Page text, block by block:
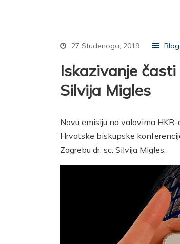
27 Studenoga, 2019
Iskazivanje
Silvija Migles
Novu emisiju na valovima
Hrvatske biskupske
Zagrebu dr. sc. Silvija Migles.